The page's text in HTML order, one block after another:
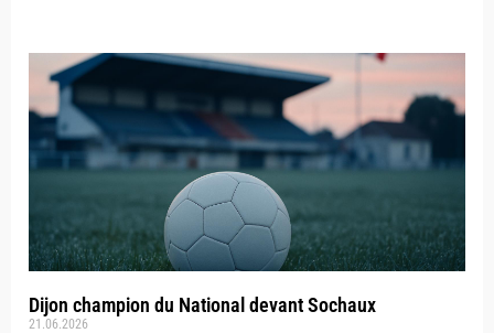
Dijon champion du National devant Sochaux
21.06.2026